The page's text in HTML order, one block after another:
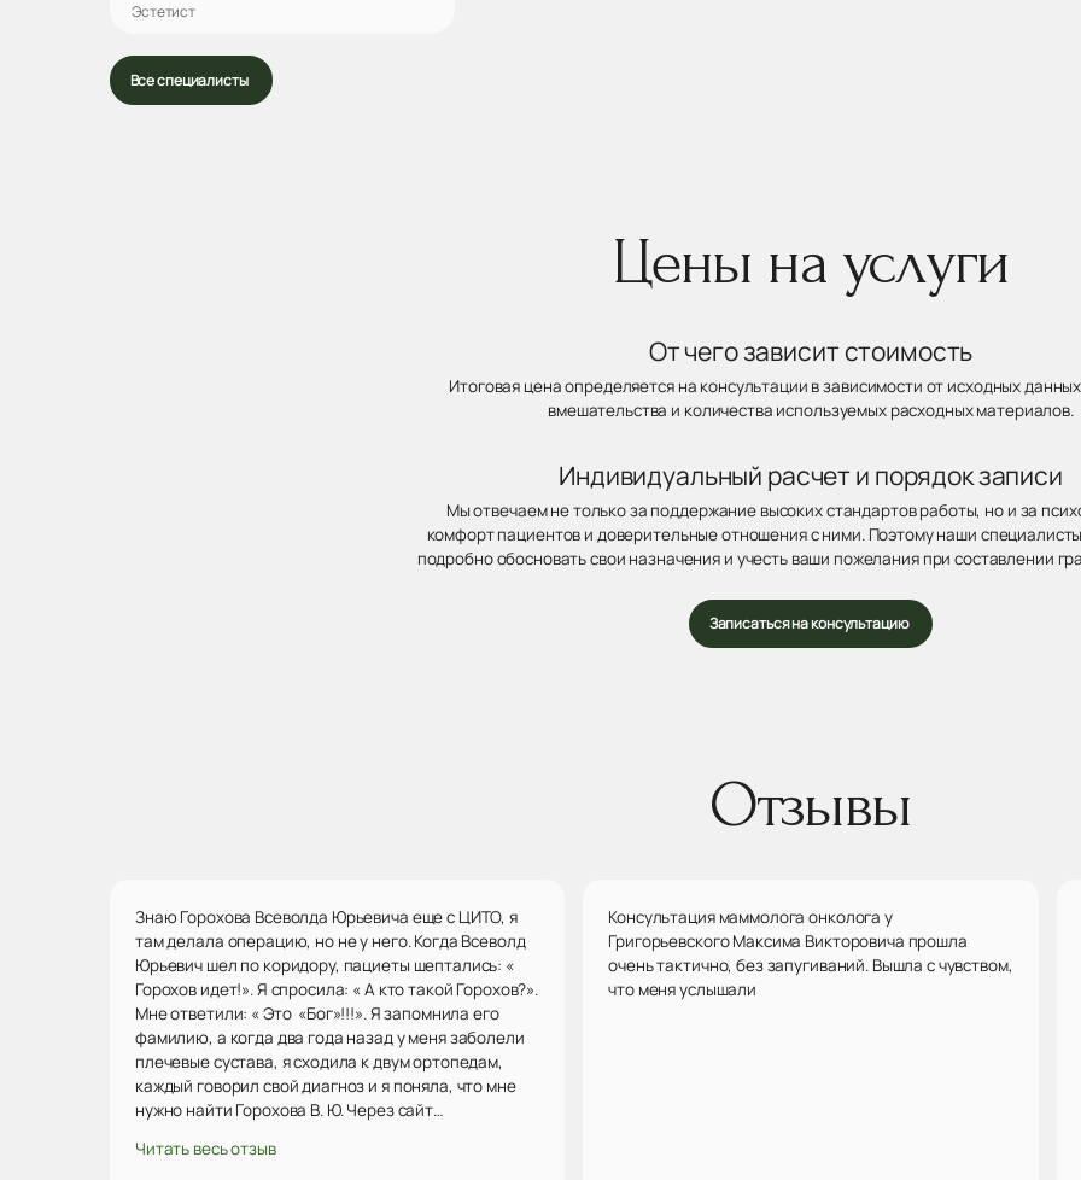
Эстетист
Все специалисты
Цены на услуги
От чего зависит стоимость
Итоговая цена определяется на консультации в зависимости от исходных
вмешательства и количества используемых расходных материалов.
Индивидуальный расчет и порядок записи
Мы отвечаем не только за поддержание высоких стандартов работы, но и за
комфорт пациентов и доверительные отношения с ними. Поэтому наши
подробно обосновать свои назначения и учесть ваши пожелания при составлении
Записаться на консультацию
Отзывы
Знаю Горохова Всеволда Юрьевича еще с ЦИТО, я
там делала операцию, но не у него. Когда Всеволд
Юрьевич шел по коридору, пациеты шептались: «
Горохов идет!». Я спросила: « А кто такой Горохов?».
Мне ответили: « Это «Бог»!!!». Я запомнила его
фамилию, а когда два года назад у меня заболели
плечевые сустава, я сходила к двум ортопедам,
каждый говорил свой диагноз и я поняла, что мне
нужно найти Горохова В. Ю. Через сайт
Он посмотрел мои снимки, сказал точный диагноз,
Читать весь отзыв
Консультация маммолога онколога у
Григорьевского Максима Викторовича прошла
очень тактично, без запугиваний. Вышла с чувством,
что меня услышали